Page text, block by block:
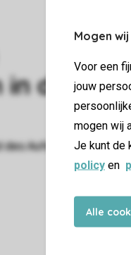
Mogen
Voor een
jouw
mogen wij
Je kunt de
policy en
Alle